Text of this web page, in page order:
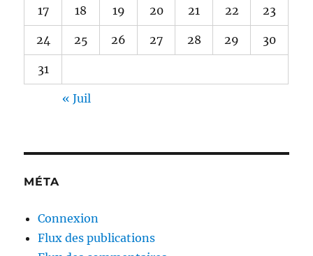
17 18 19 20 21 22 23
24 25 26 27 28 29 30
31
« Juil
MÉTA
Connexion
Flux des publications